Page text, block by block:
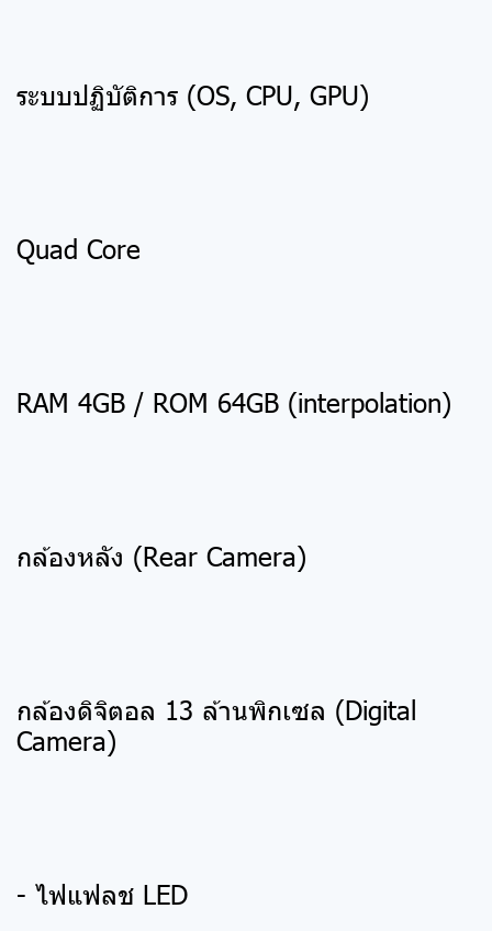
ระบบปฏิบัติการ (OS, CPU, GPU)
Quad Core
RAM 4GB / ROM 64GB (interpolation)
กล้องหลัง (Rear Camera)
กล้องดิจิตอล 13 ล้านพิกเซล (Digital
Camera)
- ไฟแฟลช LED